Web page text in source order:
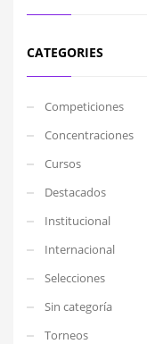
CATEGORIES
Competiciones
Concentraciones
Cursos
Destacados
Institucional
Internacional
Selecciones
Sin categoría
Torneos